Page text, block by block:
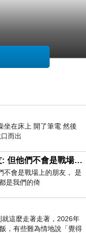
坐在床上 開了筆電 然後
而出
我們在國外留學時會結交一些好朋友: 但他們不會是戰場上的朋友
不會是戰場上的朋友， 是
是我們的倚
這麼走著走著，2026年
，有些難為情地說「覺得